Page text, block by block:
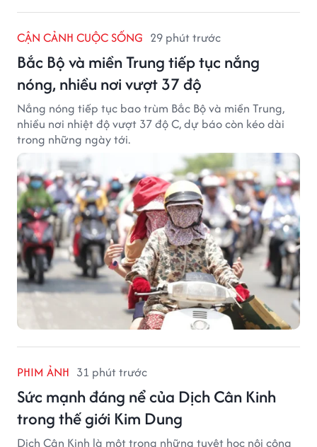
CẬN CẢNH CUỘC SỐNG 29 phút trước
Bắc Bộ và miền Trung tiếp tục nắng
nóng, nhiều nơi vượt 37 độ
Nắng nóng tiếp tục bao trùm Bắc Bộ và miền Trung,
nhiều nơi nhiệt độ vượt 37 độ C, dự báo còn kéo dài
trong những ngày tới.
PHIM ẢNH 31 phút trước
Sức mạnh đáng nể của Dịch Cân Kinh
trong thế giới Kim Dung
Dịch Cân Kinh là một trong những tuyệt học nội công